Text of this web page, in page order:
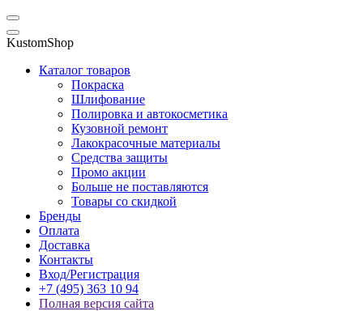
KustomShop
Каталог товаров
Покраска
Шлифование
Полировка и автокосметика
Кузовной ремонт
Лакокрасочные материалы
Средства защиты
Промо акции
Больше не поставляются
Товары со скидкой
Бренды
Оплата
Доставка
Контакты
Вход/Регистрация
+7 (495) 363 10 94
Полная версия сайта